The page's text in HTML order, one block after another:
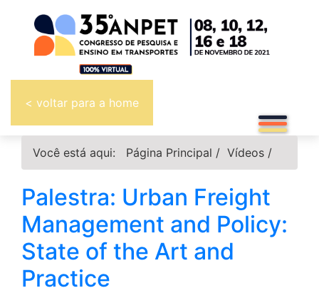
< voltar para a home
Você está aqui: Página Principal / Vídeos /
Palestra: Urban Freight
Management and Policy:
State of the Art and
Practice